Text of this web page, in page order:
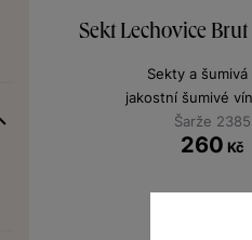
Sekt Lechovice
Sekty a šumivá
jakostní šumivé
Šarže 2385
260 Kč